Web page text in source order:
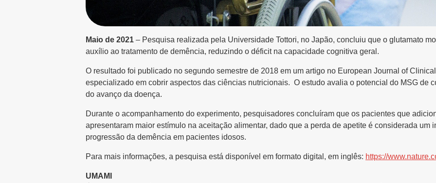
Maio de 2021 – Pesquisa realizada pela Universidade Tottori, no Japão, concluiu que o glutamato
auxílio ao tratamento de demência, reduzindo o déficit na capacidade cognitiva geral.
O resultado foi publicado no segundo semestre de 2018 em um artigo no European Journal of
especializado em cobrir aspectos das ciências nutricionais. O estudo avalia o potencial do MSG de
do avanço da doença.
Durante o acompanhamento do experimento, pesquisadores concluíram que os pacientes que
apresentaram maior estímulo na aceitação alimentar, dado que a perda de apetite é considerada um
progressão da demência em pacientes idosos.
Para mais informações, a pesquisa está disponível em formato digital, em inglês: https://
UMAMI